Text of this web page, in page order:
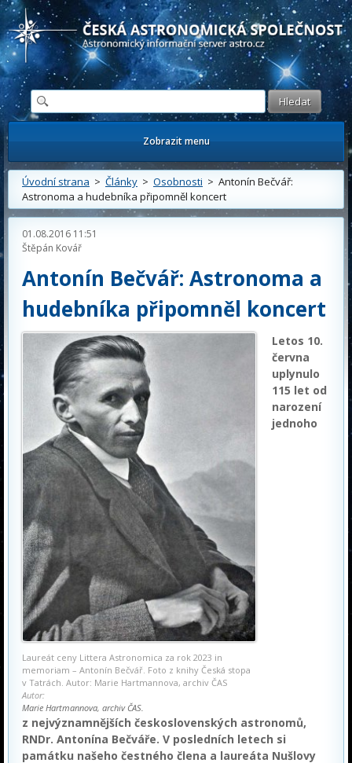
Česká astronomická společnost - Informační astronomický server
Zobrazit menu
Úvodní strana > Články > Osobnosti > Antonín Bečvář:
Astronoma a hudebníka připomněl koncert
01.08.2016 11:51
Štěpán Kovář
Antonín Bečvář: Astronoma a
hudebníka připomněl koncert
Laureát ceny Littera Astronomica za rok 2023 in
memoriam – Antonín Bečvář. Foto z knihy Česká stopa
v Tatrách. Autor: Marie Hartmannova, archiv ČAS
Autor:
Marie Hartmannova, archiv ČAS.
Letos 10.
června
uplynulo
115 let od
narození
jednoho
z nejvýznamnějších československých astronomů,
RNDr. Antonína Bečváře. V posledních letech si
památku našeho čestného člena a laureáta Nušlovy